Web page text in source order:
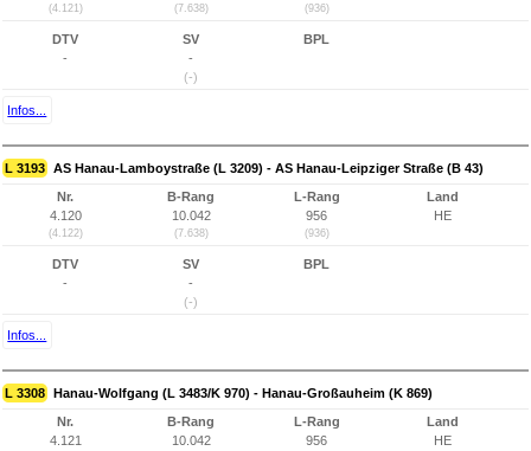
(4.121) (7.638) (936)
DTV
-
SV
-
(-)
BPL
Infos...
L 3193 AS Hanau-Lamboystraße (L 3209) - AS Hanau-Leipziger Straße (B 43)
Nr.
4.120
(4.122)
B-Rang
10.042
(7.638)
L-Rang
956
(936)
Land
HE
DTV
-
SV
-
(-)
BPL
Infos...
L 3308 Hanau-Wolfgang (L 3483/K 970) - Hanau-Großauheim (K 869)
Nr.
4.121
B-Rang
10.042
L-Rang
956
Land
HE